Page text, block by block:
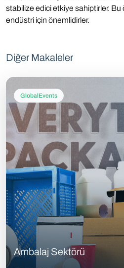
stabilize edici etkiye sahiptirler.
endüstri için önemlidirler.
Diğer Makaleler
GlobalEvents
Ambalaj Sektörü